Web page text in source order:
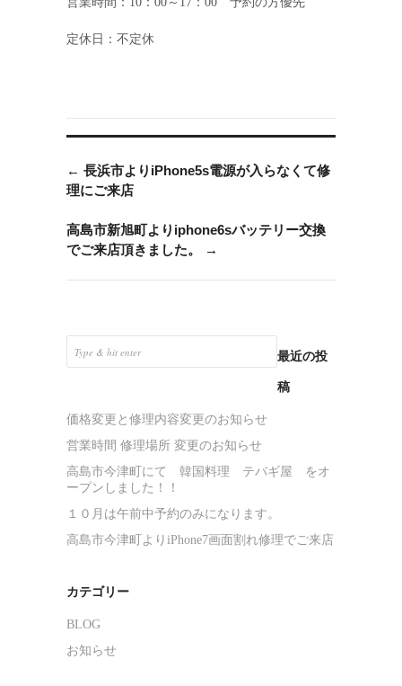
定休日：不定休
← 長浜市よりiPhone5s電源が入らなくて修
理にご来店
高島市新旭町よりiphone6sバッテリー交換
でご来店頂きました。
→
最近の投
稿
価格変更と修理内容変更のお知らせ
営業時間 修理場所 変更のお知らせ
高島市今津町にて 韓国料理 テバギ屋 をオ
ープンしました！！
１０月は午前中予約のみになります。
高島市今津町よりiPhone7画面割れ修理でご来店
カテゴリー
BLOG
お知らせ